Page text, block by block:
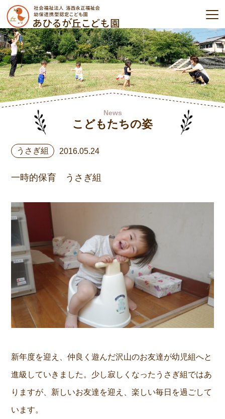
News
こどもたちの姿
うさぎ組 2016.05.24
一時的保育 うさぎ組
新年度を迎え、仲良く遊んだ沢山のお友達が幼児組へと
進級していきました。少し寂しくなったうさぎ組ではあ
りますが、新しいお友達を迎え、楽しい毎日を過ごして
います。